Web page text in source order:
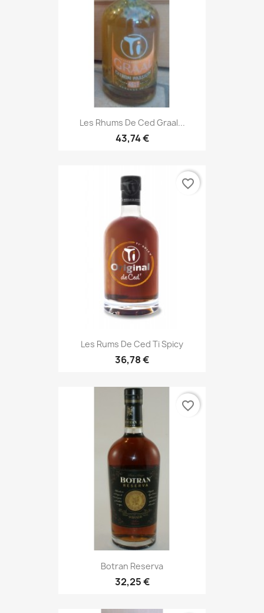
Les Rhums De Ced Graal...
43,74 €
Les Rums De Ced Ti Spicy
36,78 €
favorite_border
Botran Reserva
32,25 €
favorite_border